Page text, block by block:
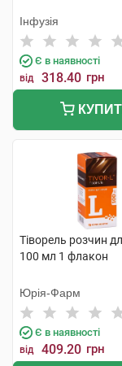
Інфузія
Є в наявності
від 318.40 грн
Тіворель розчин
100 мл 1 флакон
Юрія-Фарм
Є в наявності
від 409.20 грн